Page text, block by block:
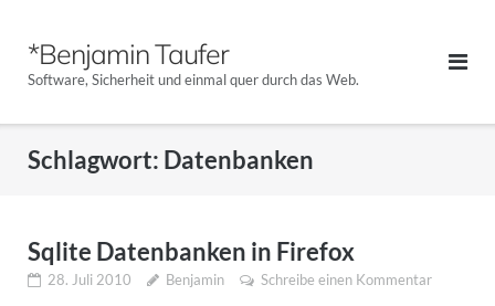
*Benjamin Taufer
Software, Sicherheit und einmal quer durch das Web.
Schlagwort: Datenbanken
Sqlite Datenbanken in Firefox
28. Juli 2010 Benjamin Schreibe einen Kommentar